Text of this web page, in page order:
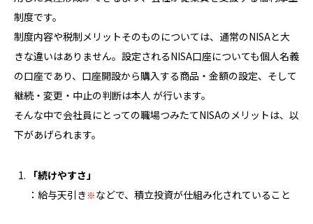
制度です。
制度内容や税制メリットそのものについては、通常のNISAと大
きな違いはありません。設定されるNISA口座についても個人名義
の口座であり、口座開設から購入する商品・金額の設定、そして
継続・変更・中止の判断は本人 が行います。
そんな中で会社員にとっての職場つみたてNISAのメリットは、以
下があげられます。
「続けやすさ」
：給与天引き
などで、積立投資が仕組み化されていること